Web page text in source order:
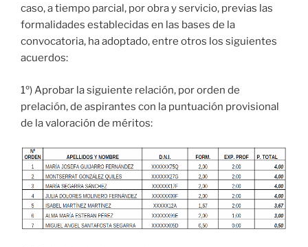
caso, a tiempo parcial, por obra y servicio, previas las
formalidades establecidas en las bases de la
convocatoria, ha adoptado, entre otros los siguientes
acuerdos:
1º) Aprobar la siguiente relación, por orden de
prelación, de aspirantes con la puntuación provisional
de la valoración de méritos: